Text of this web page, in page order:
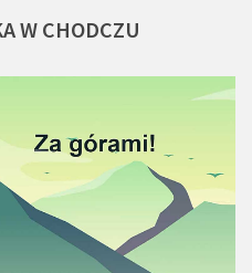
W CHODCZU